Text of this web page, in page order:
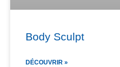
Body Sculpt
DÉCOUVRIR »